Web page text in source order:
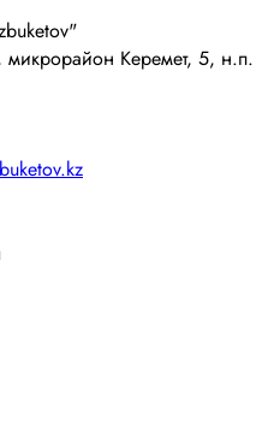
микрорайон Керемет, 5, н.п.